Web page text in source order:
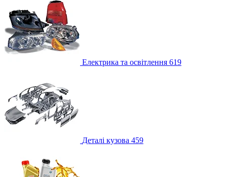
Електрика та освітлення 619
Деталі кузова 459